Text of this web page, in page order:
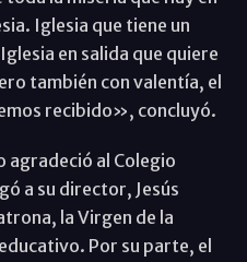
Iglesia que tiene un
en salida que quiere
también con valentía, el
recibido», concluyó.
agradeció al Colegio
a su director, Jesús
la Virgen de la
Por su parte, el